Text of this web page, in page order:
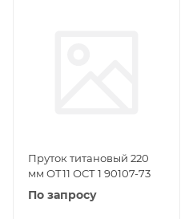
Пруток титановый 220
мм ОТ11 ОСТ 1 90107-73
По запросу